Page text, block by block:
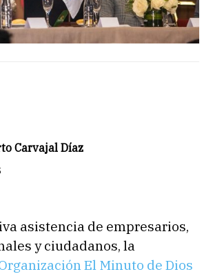
Carvajal Díaz
asistencia de empresarios,
y ciudadanos, la
El Minuto de Dios